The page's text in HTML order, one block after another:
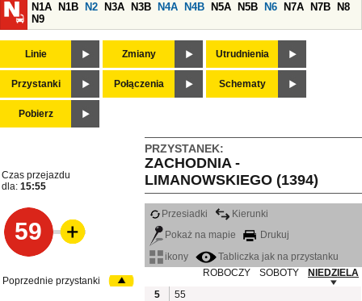
N1A
N1B N2 N3A N3B N4A N4B N5A N5B N6 N7A N7B
N8
N9
Linie Zmiany Utrudnienia
Przystanki Połączenia Schematy
Pobierz
PRZYSTANEK:
ZACHODNIA -
LIMANOWSKIEGO (1394)
Czas przejazdu
dla: 15:55
59
Przesiadki
Kierunki
Pokaż na mapie
Drukuj
ikony
Tabliczka jak na przystanku
ROBOCZY
SOBOTY
NIEDZIELA
5
55
Poprzednie przystanki